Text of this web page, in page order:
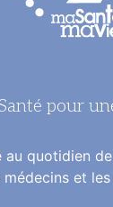
pour
au quotidien
et